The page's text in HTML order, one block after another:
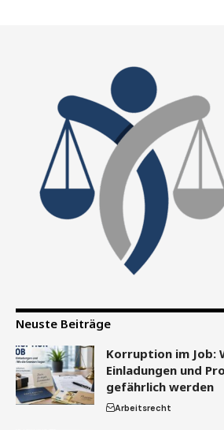
Neuste Beiträge
Korruption im Job:
Einladungen und
gefährlich werden
Arbeitsrecht